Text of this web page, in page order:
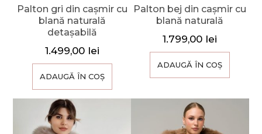
Palton gri din cașmir cu
blană naturală
detașabilă
1.499,00 lei
ADAUGĂ ÎN COȘ
Palton bej din cașmir cu
blană naturală
1.799,00 lei
ADAUGĂ ÎN COȘ